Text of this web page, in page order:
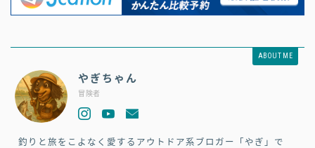
ABOUT ME
やぎちゃん
冒険者
釣りと旅をこよなく愛するアウトドア系ブロガー「やぎ」で